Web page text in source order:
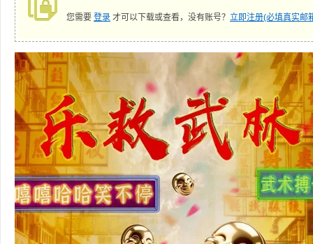
您需要 登录 才可以下载或查看，没有账号？ 立即注册(必填真实邮